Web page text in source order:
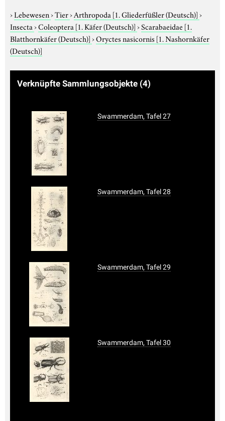
›Lebewesen›Tier›Arthropoda [1. Gliederfüßler (Deutsch)]›
Insecta›Coleoptera [1. Käfer (Deutsch)]›Scarabaeidae [1.
Blatthornkäfer (Deutsch)]›Oryctes nasicornis [1. Nashornkäfer
(Deutsch)]
Verknüpfte Sammlungsobjekte (4)
Swammerdam, Tafel 27
Swammerdam, Tafel 28
Swammerdam, Tafel 29
Swammerdam, Tafel 30